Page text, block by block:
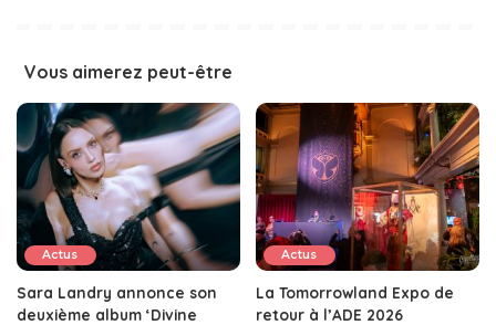
Vous aimerez peut-être
Actus
Sara Landry annonce son
deuxième album ‘Divine
Actus
La Tomorrowland Expo de
retour à l’ADE 2026